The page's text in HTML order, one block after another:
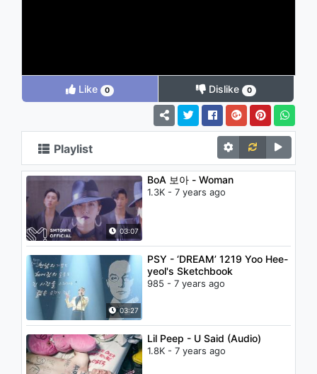
Like 0 Dislike 0
Playlist
03:07
BoA 보아 - Woman
1.3K - 7 years ago
03:27
PSY - ‘DREAM’ 1219 Yoo Hee-
yeol's Sketchbook
985 - 7 years ago
Lil Peep - U Said (Audio)
1.8K - 7 years ago